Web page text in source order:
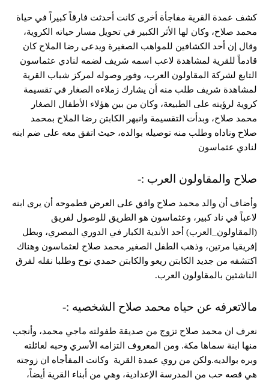
كشف عمدة القرية مفاجأة أخرى كانت أحدثت فارقاً كبيراً في حياة
محمد صلاح، وكان لها الأثر الكبير في تحويل مسار حياته الكروية،
وقال إن أحد الكشافين للمواهب الصغيرة ويدعى رضا الملاح كان
قادماً للقرية لمشاهدة لاعب اسمه شريف لضمه لنادي عثماسون
التابع لشركة المقاولون العرب، وفور وصوله لمركز شباب القرية
لمشاهدة شريف طلب منه أن يشارك زملاءه الصغار في تقسيمة
كروية لرؤيته على الطبيعة، وكان من بين هؤلاء الأطفال الصغار
محمد صلاح، وبدأت التقسيمة وانبهر الكابتن رضا الملاح بمحمد
صلاح وناداه وطلب منه توصيله بوالده، حيث اتفق معه على ضم ابنه
لنادي عثماسون
صلاح والمقاولون العرب :-
وأضاف أن والد محمد صلاح وافق على العرض فطموحه أن يرى ابنه
لاعباً في ناد كبير، وعثماسون هو الطريق للوصول لفريق
(المقاولون_العرب) أحد الأندية الكبار في الدوري المصري، وبطل
إفريقيا مرتين، وذهب الطفل الصغير محمد صلاح لعثماسون وهناك
اكتشفه من جديد الكابتن ريعو والكابتن حمدي نوح وطلبا نقله لفرق
الناشئين بالمقاولون العرب.
مالاتعرفه عن حياه محمد صلاح الشخصيه :-
نعرف ان محمد صلاح تزوج من صديقة طفولته ماجي محمد، وأنجب
منها ابنة سماها مكة. ومن المعروف التزامه الأسري وحبه لعائلته
وبره بوالديه.ولكن من روي عمدة القرية وكانت المفأجاه ان زوجته
هي قصه حب من المدرسة الإعدادية، وهي من أبناء القرية أيضاً،